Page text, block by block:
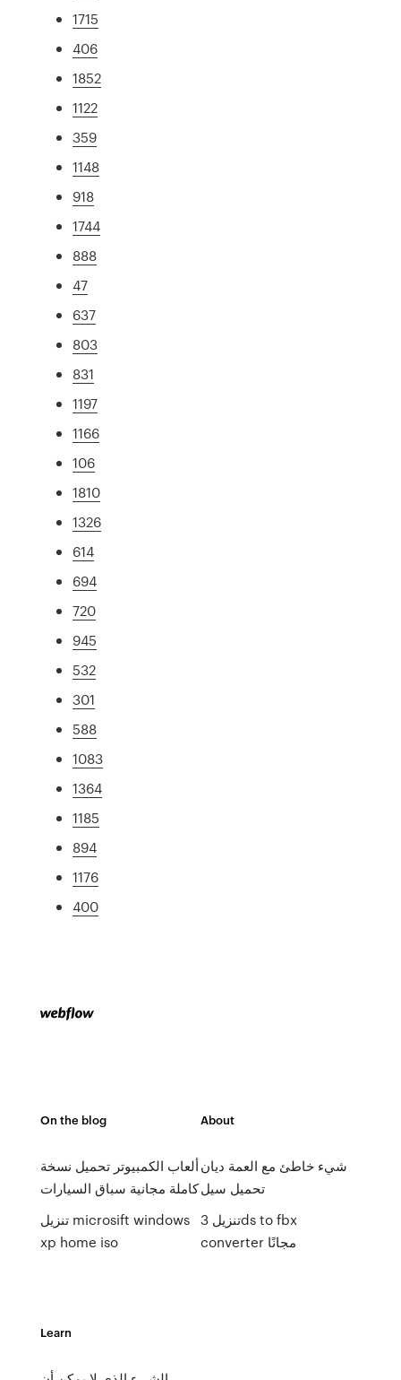
1715
406
1852
1122
359
1148
918
1744
888
47
637
803
831
1197
1166
106
1810
1326
614
694
720
945
532
301
588
1083
1364
1185
894
1176
400
On the blog
ألعاب الكمبيوتر تحميل نسخة
كاملة مجانية سباق السيارات
تنزيل microsift windows
xp home iso
About
شيء خاطئ مع العمة ديان
تحميل سيل
تنزيل 3ds to fbx
converter مجانًا
Learn